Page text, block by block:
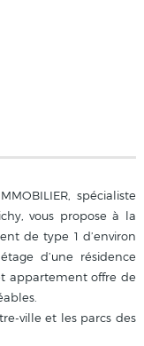
spécialiste
vous propose à la
de type 1 d’environ
d’une résidence
appartement offre de
ville et les parcs des